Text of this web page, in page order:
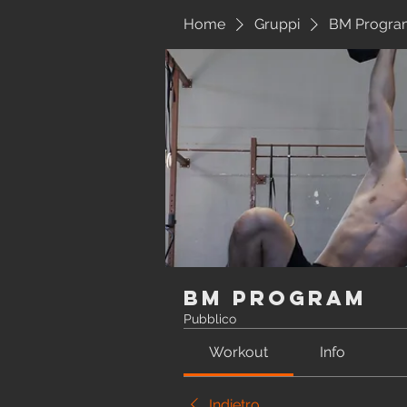
Home Gruppi BM
BM Program
Pubblico
Workout Info